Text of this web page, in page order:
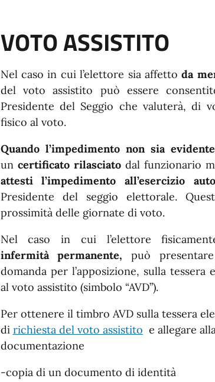
VOTO ASSISTITO
Nel caso in cui l’elettore sia affettoda
del voto assistito può essere
Presidente del Seggio che valuterà, di
fisico al voto.
Quando l’impedimento non sia evidente
un certificato rilasciatodal funzionario
attesti
l’impedimento all’esercizio
Presidente del seggio elettorale.
prossimità delle giornate di voto.
Nel caso in cui l’elettore
infermità permanente,può
domanda per l’apposizione, sulla
al voto assistito (simbolo “AVD”).
Per ottenere il timbro AVD sulla tessera
di richiesta del voto assistito e allegare
documentazione
-copia di un documento di identità